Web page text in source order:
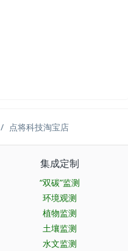
点将科技淘宝店
集成定制
“双碳”监测
环境观测
植物监测
土壤监测
水文监测